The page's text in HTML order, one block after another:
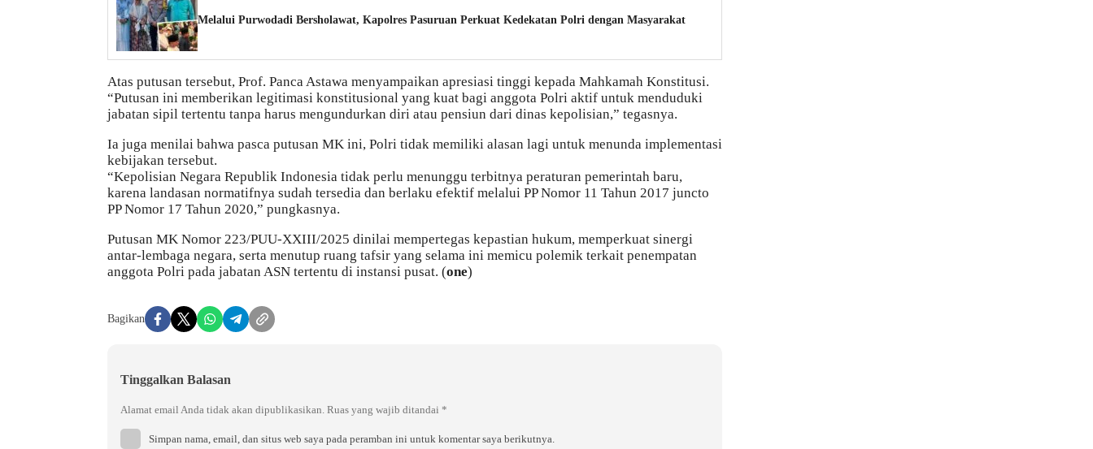
Melalui Purwodadi Bersholawat, Kapolres Pasuruan Perkuat Kedekatan Polri dengan Masyarakat
Atas putusan tersebut, Prof. Panca Astawa menyampaikan apresiasi tinggi kepada Mahkamah Konstitusi.
“Putusan ini memberikan legitimasi konstitusional yang kuat bagi anggota Polri aktif untuk menduduki
jabatan sipil tertentu tanpa harus mengundurkan diri atau pensiun dari dinas kepolisian,” tegasnya.
Ia juga menilai bahwa pasca putusan MK ini, Polri tidak memiliki alasan lagi untuk menunda implementasi
kebijakan tersebut.
“Kepolisian Negara Republik Indonesia tidak perlu menunggu terbitnya peraturan pemerintah baru,
karena landasan normatifnya sudah tersedia dan berlaku efektif melalui PP Nomor 11 Tahun 2017 juncto
PP Nomor 17 Tahun 2020,” pungkasnya.
Putusan MK Nomor 223/PUU-XXIII/2025 dinilai mempertegas kepastian hukum, memperkuat sinergi
antar-lembaga negara, serta menutup ruang tafsir yang selama ini memicu polemik terkait penempatan
anggota Polri pada jabatan ASN tertentu di instansi pusat. (one)
Bagikan
Tinggalkan Balasan
Alamat email Anda tidak akan dipublikasikan. Ruas yang wajib ditandai *
Simpan nama, email, dan situs web saya pada peramban ini untuk komentar saya berikutnya.